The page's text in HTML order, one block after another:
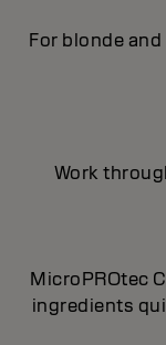
For blonde
Work
MicroPROtec
ingredients